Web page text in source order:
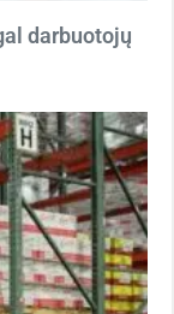
darbuotojų